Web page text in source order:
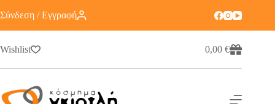
Σύνδεση / Εγγραφή
Wishlist 0,00€